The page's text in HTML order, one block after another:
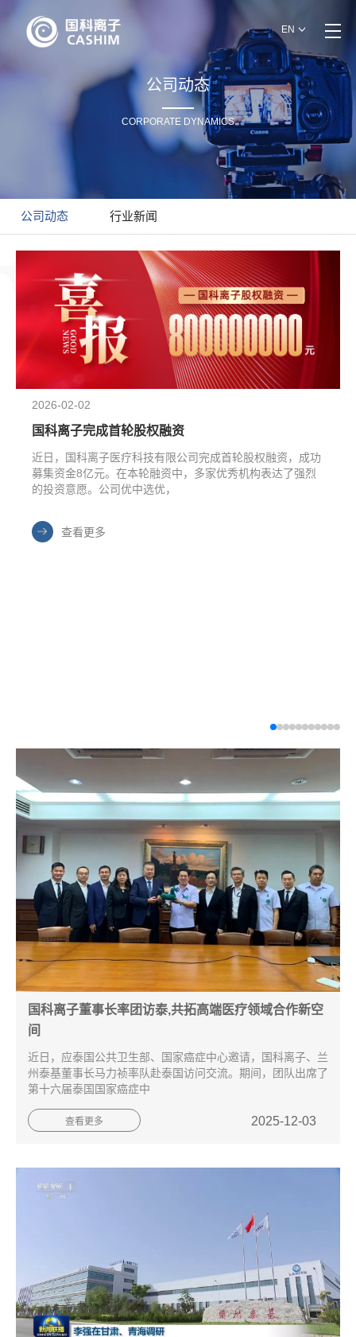
EN
公司动态
CORPORATE DYNAMICS
公司动态 行业新闻
2026-02-02
国科离子完成首轮股权融资
近日，国科离子医疗科技有限公司完成首轮股权融资，成功
募集资金8亿元。在本轮融资中，多家优秀机构表达了强烈
的投资意愿。公司优中选优，
查看更多
国科离子董事长率团访泰,共拓高端医疗领域合作新空
间
近日，应泰国公共卫生部、国家癌症中心邀请，国科离子、兰
州泰基董事长马力祯率队赴泰国访问交流。期间，团队出席了
第十六届泰国国家癌症中
查看更多 2025-12-03